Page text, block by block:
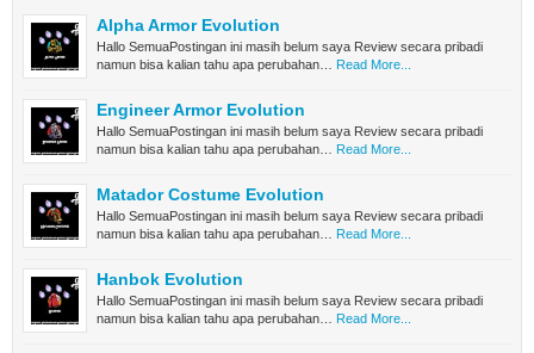
Alpha Armor Evolution
Hallo SemuaPostingan ini masih belum saya Review secara pribadi
namun bisa kalian tahu apa perubahan…
Read More...
Engineer Armor Evolution
Hallo SemuaPostingan ini masih belum saya Review secara pribadi
namun bisa kalian tahu apa perubahan…
Read More...
Matador Costume Evolution
Hallo SemuaPostingan ini masih belum saya Review secara pribadi
namun bisa kalian tahu apa perubahan…
Read More...
Hanbok Evolution
Hallo SemuaPostingan ini masih belum saya Review secara pribadi
namun bisa kalian tahu apa perubahan…
Read More...